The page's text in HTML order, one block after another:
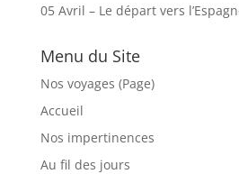
05 Avril – Le départ vers
Menu du Site
Nos voyages (Page)
Accueil
Nos impertinences
Au fil des jours